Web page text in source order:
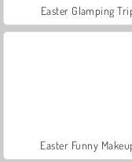
Easter Glamping
Easter Funny